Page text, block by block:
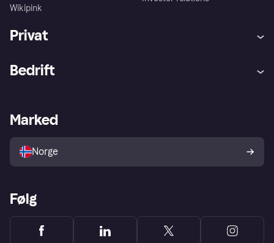
Wikipink
Privat
Utforsk butikker
Bedrift
Merchant portal
Marked
Norge
Følg